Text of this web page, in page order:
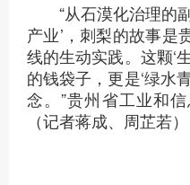
“从石漠化治理的副
产业’，刺梨的故事是
线的生动实践。这颗‘
的钱袋子，更是‘绿水
念。”贵州省工业和
（记者蒋成、周芷若）